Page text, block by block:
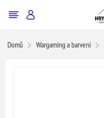
Domů Wargaming a barvení